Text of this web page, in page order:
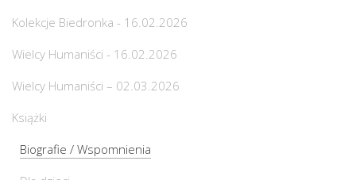
Kolekcje Biedronka - 16.02.2026
Wielcy Humaniści - 16.02.2026
Wielcy Humaniści – 02.03.2026
Książki
Biografie / Wspomnienia